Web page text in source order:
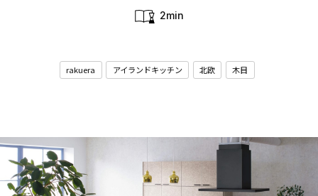
2min
rakuera アイランドキッチン 北欧 木目